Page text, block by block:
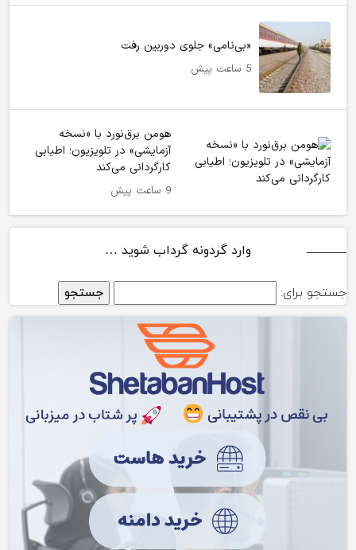
«بی‌نامی» جلوی دوربین رفت
5 ساعت پیش
هومن برق‌نورد با «نسخه
آزمایشی» در تلویزیون؛ اطیابی
کارگردانی می‌کند
9 ساعت پیش
وارد گردونه گرداب شوید …
جستجو برای: